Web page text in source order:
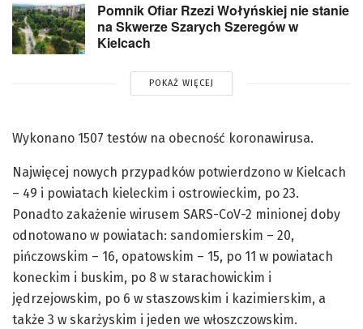
Pomnik Ofiar Rzezi Wołyńskiej nie stanie
na Skwerze Szarych Szeregów w
Kielcach
POKAŻ WIĘCEJ
Wykonano 1507 testów na obecność koronawirusa.
Najwięcej nowych przypadków potwierdzono w Kielcach
– 49 i powiatach kieleckim i ostrowieckim, po 23.
Ponadto zakażenie wirusem SARS-CoV-2 minionej doby
odnotowano w powiatach: sandomierskim – 20,
pińczowskim – 16, opatowskim – 15, po 11 w powiatach
koneckim i buskim, po 8 w starachowickim i
jędrzejowskim, po 6 w staszowskim i kazimierskim, a
także 3 w skarżyskim i jeden we włoszczowskim.